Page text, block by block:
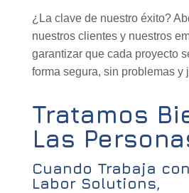
¿La clave de nuestro éxito?
nuestros clientes y nuestros
garantizar que cada proyecto
forma segura, sin problemas y
Tratamos
Las
Cuando Trabaja
Labor Solutions,